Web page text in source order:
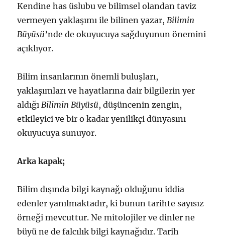
Kendine has üslubu ve bilimsel olandan taviz
vermeyen yaklaşımı ile bilinen yazar, Bilimin
Büyüsü’nde de okuyucuya sağduyunun önemini
açıklıyor.
Bilim insanlarının önemli buluşları,
yaklaşımları ve hayatlarına dair bilgilerin yer
aldığı Bilimin Büyüsü, düşüncenin zengin,
etkileyici ve bir o kadar yenilikçi dünyasını
okuyucuya sunuyor.
Arka kapak;
Bilim dışında bilgi kaynağı olduğunu iddia
edenler yanılmaktadır, ki bunun tarihte sayısız
örneği mevcuttur. Ne mitolojiler ve dinler ne
büyü ne de falcılık bilgi kaynağıdır. Tarih